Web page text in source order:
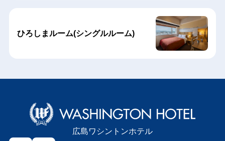
ひろしまルーム(シングルルーム)
広島ワシントンホテル